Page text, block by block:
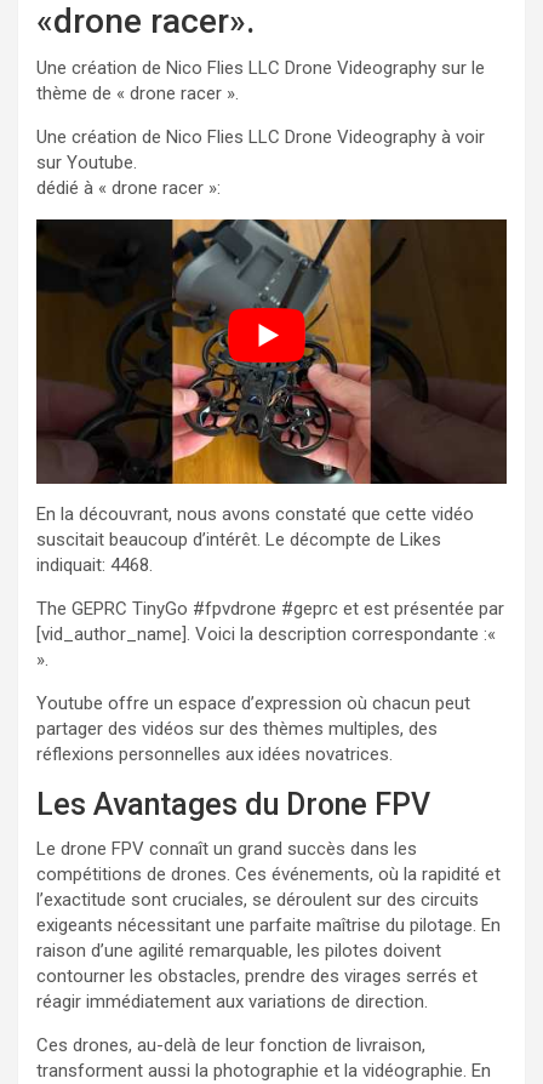
«drone racer».
Une création de Nico Flies LLC Drone Videography sur le
thème de « drone racer ».
Une création de Nico Flies LLC Drone Videography à voir
sur Youtube.
dédié à « drone racer »:
En la découvrant, nous avons constaté que cette vidéo
suscitait beaucoup d’intérêt. Le décompte de Likes
indiquait: 4468.
The GEPRC TinyGo #fpvdrone #geprc et est présentée par
[vid_author_name]. Voici la description correspondante :«
».
Youtube offre un espace d’expression où chacun peut
partager des vidéos sur des thèmes multiples, des
réflexions personnelles aux idées novatrices.
Les Avantages du Drone FPV
Le drone FPV connaît un grand succès dans les
compétitions de drones. Ces événements, où la rapidité et
l’exactitude sont cruciales, se déroulent sur des circuits
exigeants nécessitant une parfaite maîtrise du pilotage. En
raison d’une agilité remarquable, les pilotes doivent
contourner les obstacles, prendre des virages serrés et
réagir immédiatement aux variations de direction.
Ces drones, au-delà de leur fonction de livraison,
transforment aussi la photographie et la vidéographie. En